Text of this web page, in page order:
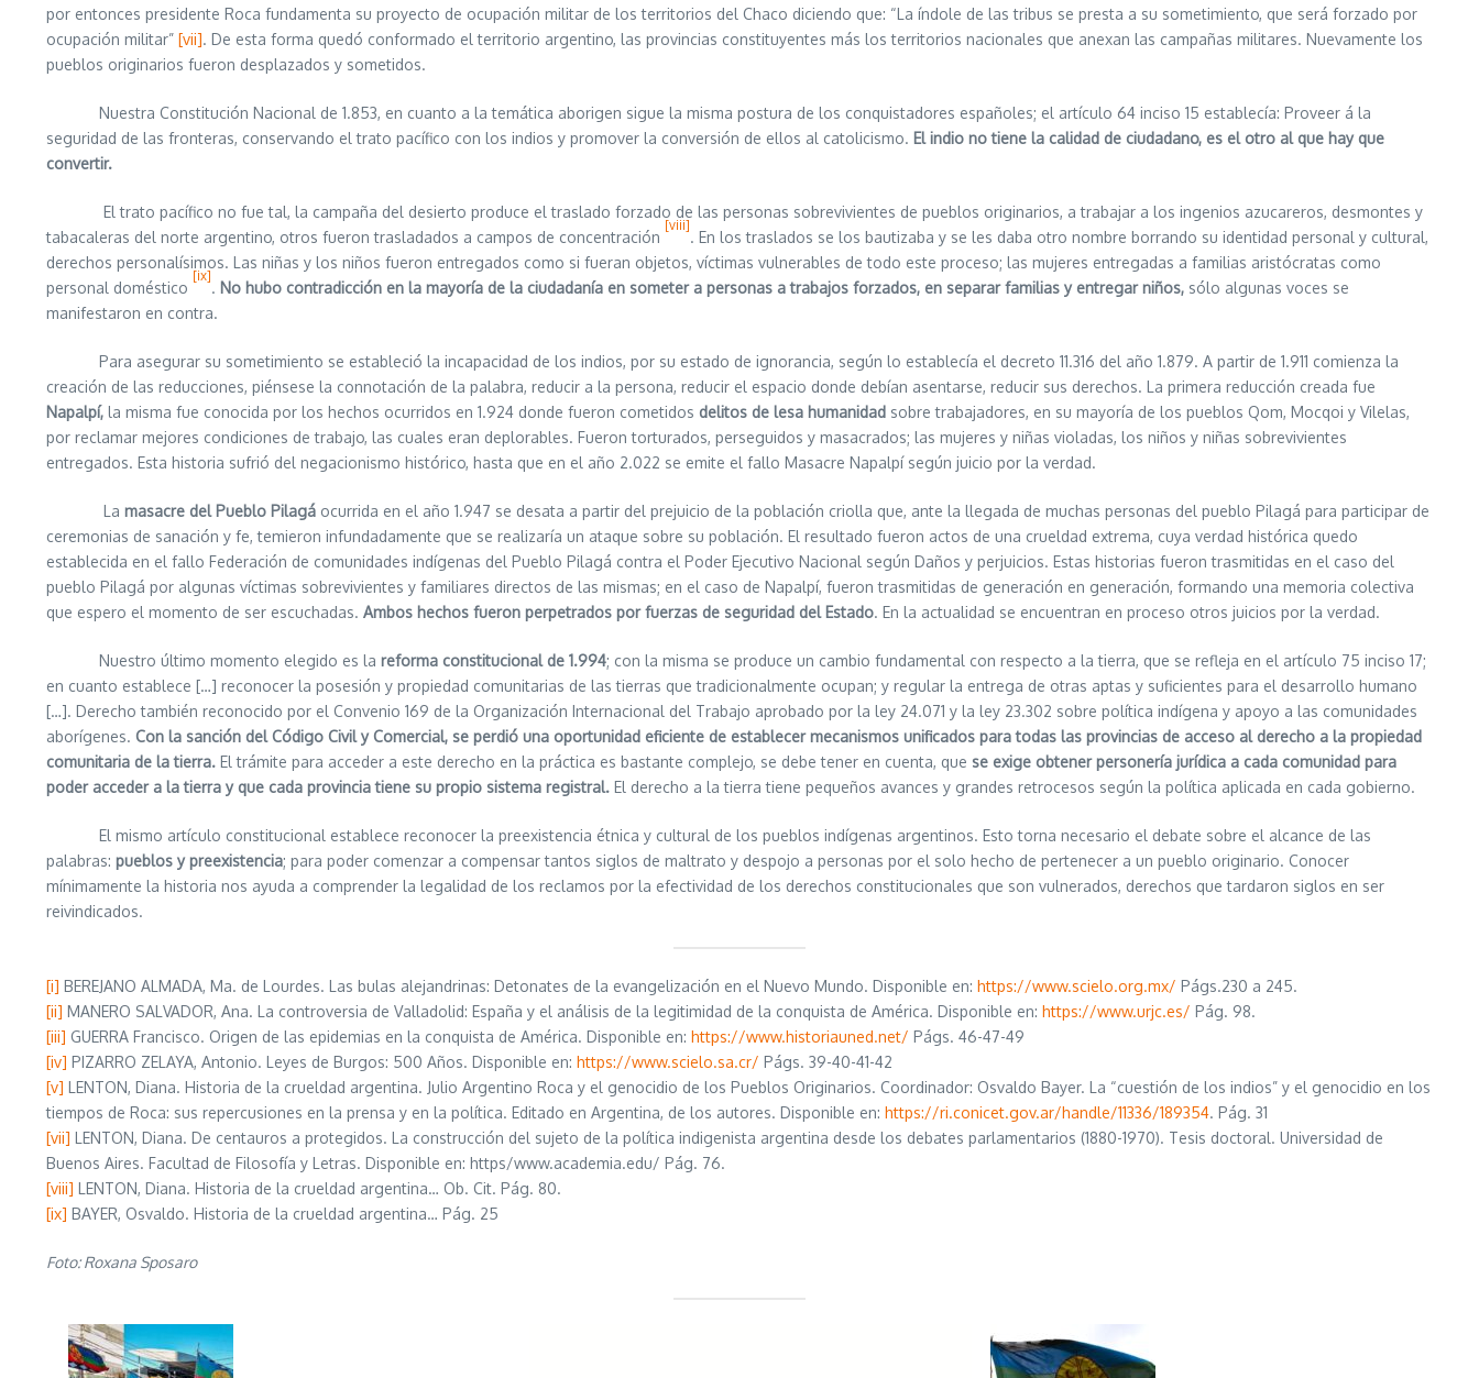
por entonces presidente Roca fundamenta su proyecto de ocupación militar de los territorios del Chaco diciendo que: “La índole de las tribus se presta a su sometimiento, que será forzado por
ocupación militar” [vii]. De esta forma quedó conformado el territorio argentino, las provincias constituyentes más los territorios nacionales que anexan las campañas militares. Nuevamente los
pueblos originarios fueron desplazados y sometidos.
Nuestra Constitución Nacional de 1.853, en cuanto a la temática aborigen sigue la misma postura de los conquistadores españoles; el artículo 64 inciso 15 establecía: Proveer á la
seguridad de las fronteras, conservando el trato pacífico con los indios y promover la conversión de ellos al catolicismo. El indio no tiene la calidad de ciudadano, es el otro al que hay que
convertir.
El trato pacífico no fue tal, la campaña del desierto produce el traslado forzado de las personas sobrevivientes de pueblos originarios, a trabajar a los ingenios azucareros, desmontes y
tabacaleras del norte argentino, otros fueron trasladados a campos de concentración
[viii]
. En los traslados se los bautizaba y se les daba otro nombre borrando su identidad personal y cultural,
derechos personalísimos. Las niñas y los niños fueron entregados como si fueran objetos, víctimas vulnerables de todo este proceso; las mujeres entregadas a familias aristócratas como
personal doméstico
[ix]
. No hubo contradicción en la mayoría de la ciudadanía en someter a personas a trabajos forzados, en separar familias y entregar niños, sólo algunas voces se
manifestaron en contra.
Para asegurar su sometimiento se estableció la incapacidad de los indios, por su estado de ignorancia, según lo establecía el decreto 11.316 del año 1.879. A partir de 1.911 comienza la
creación de las reducciones, piénsese la connotación de la palabra, reducir a la persona, reducir el espacio donde debían asentarse, reducir sus derechos. La primera reducción creada fue
Napalpí, la misma fue conocida por los hechos ocurridos en 1.924 donde fueron cometidos delitos de lesa humanidad sobre trabajadores, en su mayoría de los pueblos Qom, Mocqoi y Vilelas,
por reclamar mejores condiciones de trabajo, las cuales eran deplorables. Fueron torturados, perseguidos y masacrados; las mujeres y niñas violadas, los niños y niñas sobrevivientes
entregados. Esta historia sufrió del negacionismo histórico, hasta que en el año 2.022 se emite el fallo Masacre Napalpí según juicio por la verdad.
La masacre del Pueblo Pilagá ocurrida en el año 1.947 se desata a partir del prejuicio de la población criolla que, ante la llegada de muchas personas del pueblo Pilagá para participar de
ceremonias de sanación y fe, temieron infundadamente que se realizaría un ataque sobre su población. El resultado fueron actos de una crueldad extrema, cuya verdad histórica quedo
establecida en el fallo Federación de comunidades indígenas del Pueblo Pilagá contra el Poder Ejecutivo Nacional según Daños y perjuicios. Estas historias fueron trasmitidas en el caso del
pueblo Pilagá por algunas víctimas sobrevivientes y familiares directos de las mismas; en el caso de Napalpí, fueron trasmitidas de generación en generación, formando una memoria colectiva
que espero el momento de ser escuchadas. Ambos hechos fueron perpetrados por fuerzas de seguridad del Estado. En la actualidad se encuentran en proceso otros juicios por la verdad.
Nuestro último momento elegido es la reforma constitucional de 1.994; con la misma se produce un cambio fundamental con respecto a la tierra, que se refleja en el artículo 75 inciso 17;
en cuanto establece […] reconocer la posesión y propiedad comunitarias de las tierras que tradicionalmente ocupan; y regular la entrega de otras aptas y suficientes para el desarrollo humano
[…]. Derecho también reconocido por el Convenio 169 de la Organización Internacional del Trabajo aprobado por la ley 24.071 y la ley 23.302 sobre política indígena y apoyo a las comunidades
aborígenes. Con la sanción del Código Civil y Comercial, se perdió una oportunidad eficiente de establecer mecanismos unificados para todas las provincias de acceso al derecho a la propiedad
comunitaria de la tierra. El trámite para acceder a este derecho en la práctica es bastante complejo, se debe tener en cuenta, que se exige obtener personería jurídica a cada comunidad para
poder acceder a la tierra y que cada provincia tiene su propio sistema registral. El derecho a la tierra tiene pequeños avances y grandes retrocesos según la política aplicada en cada gobierno.
El mismo artículo constitucional establece reconocer la preexistencia étnica y cultural de los pueblos indígenas argentinos. Esto torna necesario el debate sobre el alcance de las
palabras: pueblos y preexistencia; para poder comenzar a compensar tantos siglos de maltrato y despojo a personas por el solo hecho de pertenecer a un pueblo originario. Conocer
mínimamente la historia nos ayuda a comprender la legalidad de los reclamos por la efectividad de los derechos constitucionales que son vulnerados, derechos que tardaron siglos en ser
reivindicados.
[i] BEREJANO ALMADA, Ma. de Lourdes. Las bulas alejandrinas: Detonates de la evangelización en el Nuevo Mundo. Disponible en: https://www.scielo.org.mx/ Págs.230 a 245.
[ii] MANERO SALVADOR, Ana. La controversia de Valladolid: España y el análisis de la legitimidad de la conquista de América. Disponible en: https://www.urjc.es/ Pág. 98.
[iii] GUERRA Francisco. Origen de las epidemias en la conquista de América. Disponible en: https://www.historiauned.net/ Págs. 46-47-49
[iv] PIZARRO ZELAYA, Antonio. Leyes de Burgos: 500 Años. Disponible en: https://www.scielo.sa.cr/ Págs. 39-40-41-42
[v] LENTON, Diana. Historia de la crueldad argentina. Julio Argentino Roca y el genocidio de los Pueblos Originarios. Coordinador: Osvaldo Bayer. La “cuestión de los indios” y el genocidio en los
tiempos de Roca: sus repercusiones en la prensa y en la política. Editado en Argentina, de los autores. Disponible en: https://ri.conicet.gov.ar/handle/11336/189354. Pág. 31
[vii] LENTON, Diana. De centauros a protegidos. La construcción del sujeto de la política indigenista argentina desde los debates parlamentarios (1880-1970). Tesis doctoral. Universidad de
Buenos Aires. Facultad de Filosofía y Letras. Disponible en: https/www.academia.edu/ Pág. 76.
[viii] LENTON, Diana. Historia de la crueldad argentina… Ob. Cit. Pág. 80.
[ix] BAYER, Osvaldo. Historia de la crueldad argentina… Pág. 25
Foto: Roxana Sposaro